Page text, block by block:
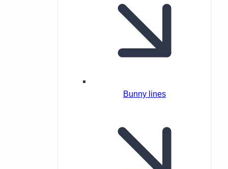
Bunny lines